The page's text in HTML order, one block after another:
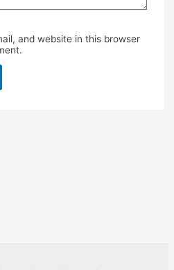
and website in this browser